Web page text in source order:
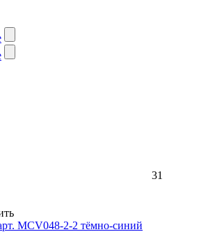
31
MCV048-2-2 тёмно-синий